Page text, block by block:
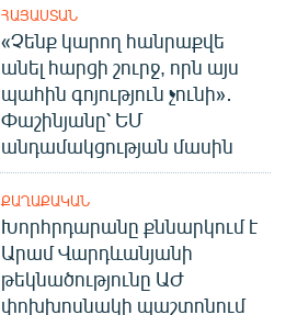
ՀԱՅԱՍՏԱՆ
«Չենք կարող հանրաքվե
անել հարցի շուրջ, որն այս
պահին գոյություն չունի»․
Փաշինյանը՝ ԵՄ
անդամակցության մասին
ՔԱՂԱՔԱԿԱՆ
Խորհրդարանը քննարկում է
Արամ Վարդևանյանի
թեկնածությունը ԱԺ
փոխխոսնակի պաշտոնում